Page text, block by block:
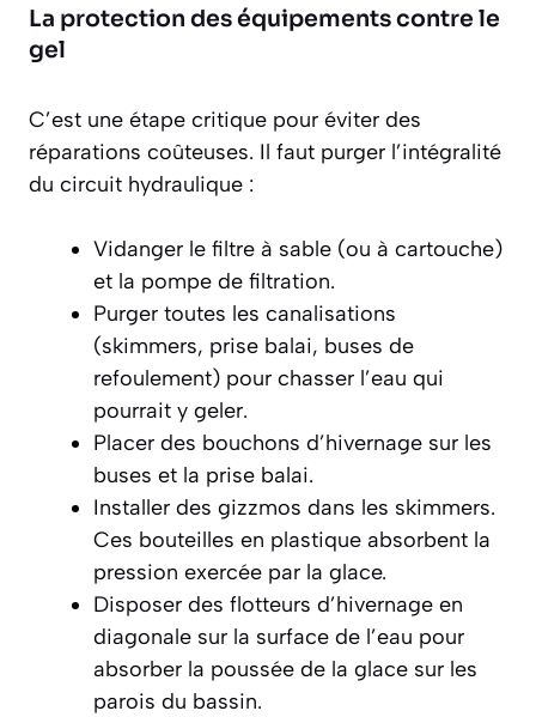
La protection des équipements contre le
gel
C’est une étape critique pour éviter des
réparations coûteuses. Il faut purger l’intégralité
du circuit hydraulique :
Vidanger le filtre à sable (ou à cartouche)
et la pompe de filtration.
Purger toutes les canalisations
(skimmers, prise balai, buses de
refoulement) pour chasser l’eau qui
pourrait y geler.
Placer des bouchons d’hivernage sur les
buses et la prise balai.
Installer des gizzmos dans les skimmers.
Ces bouteilles en plastique absorbent la
pression exercée par la glace.
Disposer des flotteurs d’hivernage en
diagonale sur la surface de l’eau pour
absorber la poussée de la glace sur les
parois du bassin.